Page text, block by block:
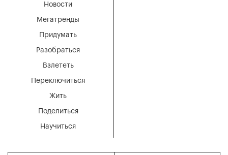
Мегатренды
Придумать
Разобраться
Взлететь
Новости
Переключиться
Жить
Поделиться
Научиться